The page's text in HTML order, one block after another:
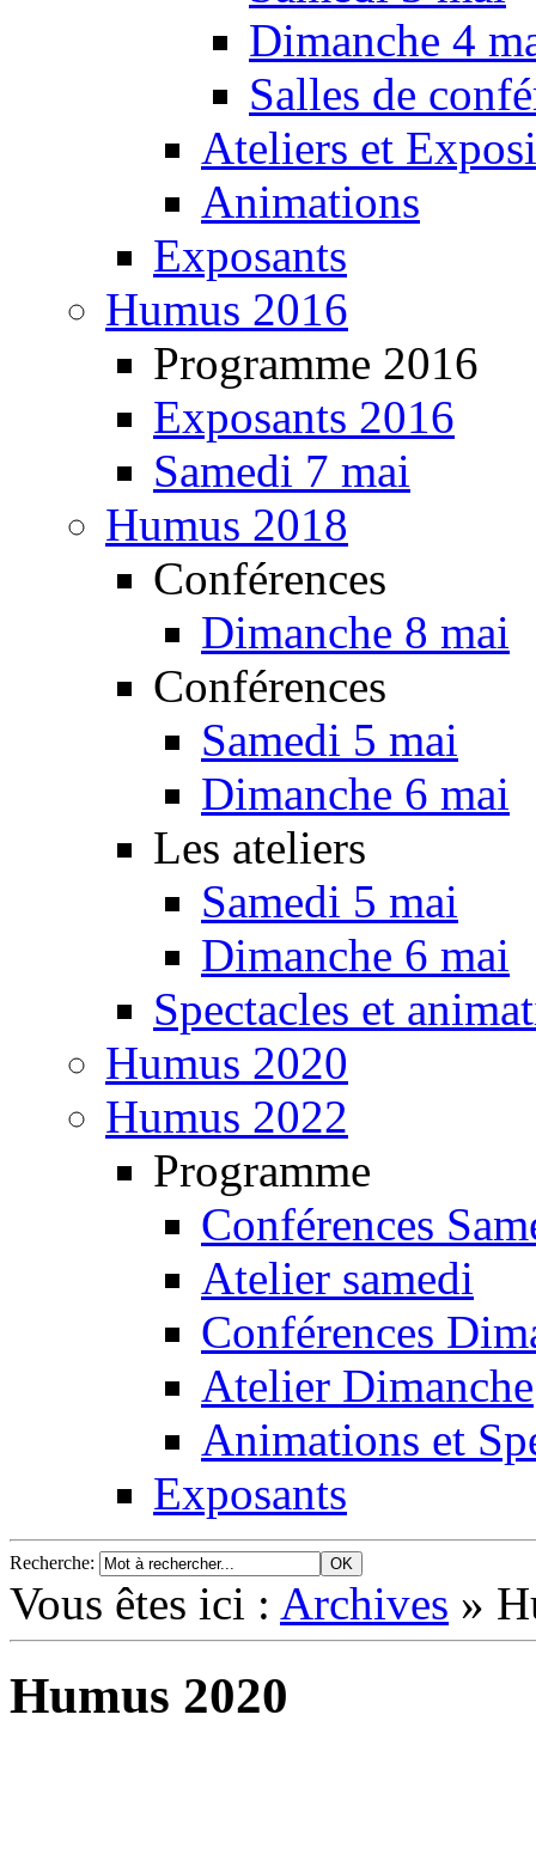
Dimanche 4
Salles de
Ateliers et
Animations
Exposants
Humus 2016
Programme 2016
Exposants 2016
Samedi 7 mai
Humus 2018
Conférences
Dimanche 8 mai
Conférences
Samedi 5 mai
Dimanche 6 mai
Les ateliers
Samedi 5 mai
Dimanche 6 mai
Spectacles et
Humus 2020
Humus 2022
Programme
Conférences
Atelier samedi
Conférences
Atelier Dimanche
Animations et
Exposants
Recherche:
Vous êtes ici : Archives »
Humus 2020